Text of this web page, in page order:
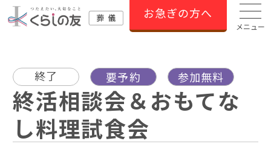
お急ぎの方へ
メニュー
終了 要予約 参加無料
終活相談会＆おもてな
し料理試食会